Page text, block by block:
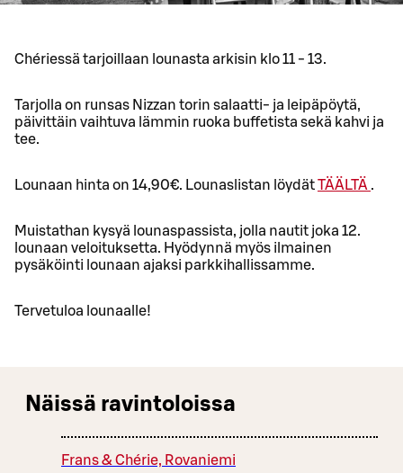
Chériessä tarjoillaan lounasta arkisin klo 11 - 13.
Tarjolla on runsas Nizzan torin salaatti- ja leipäpöytä,
päivittäin vaihtuva lämmin ruoka buffetista sekä kahvi ja
tee.
Lounaan hinta on 14,90€. Lounaslistan löydätTÄÄLTÄ .
Muistathan kysyä lounaspassista, jolla nautit joka 12.
lounaan veloituksetta. Hyödynnä myös ilmainen
pysäköinti lounaan ajaksi parkkihallissamme.
Tervetuloa lounaalle!
Näissä ravintoloissa
Frans & Chérie, Rovaniemi